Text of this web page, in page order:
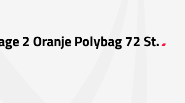
2 Oranje Polybag 72 St.